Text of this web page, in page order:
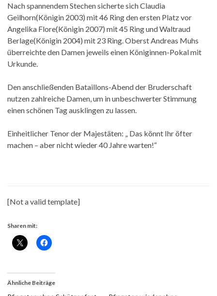
Nach spannendem Stechen sicherte sich Claudia
Geilhorn(Königin 2003) mit 46 Ring den ersten Platz vor
Angelika Flore(Königin 2007) mit 45 Ring und Waltraud
Berlage(Königin 2004) mit 23 Ring. Oberst Andreas Muhs
überreichte den Damen jeweils einen Königinnen-Pokal mit
Urkunde.
Den anschließenden Bataillons-Abend der Bruderschaft
nutzen zahlreiche Damen, um in unbeschwerter Stimmung
einen schönen Tag ausklingen zu lassen.
Einheitlicher Tenor der Majestäten: „ Das könnt Ihr öfter
machen – aber nicht wieder 40 Jahre warten!“
[Not a valid template]
Sharen mit:
Ähnliche Beiträge